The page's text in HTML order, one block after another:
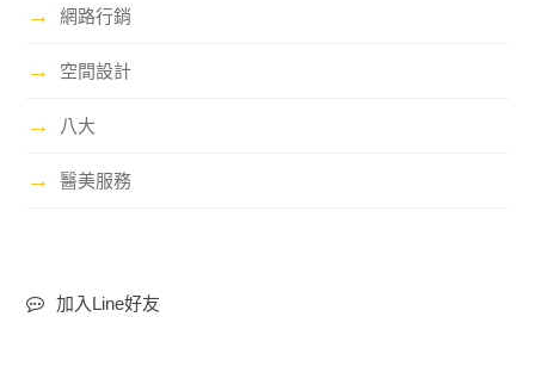
→ 網路行銷
→ 空間設計
→ 八大
→ 醫美服務
加入Line好友